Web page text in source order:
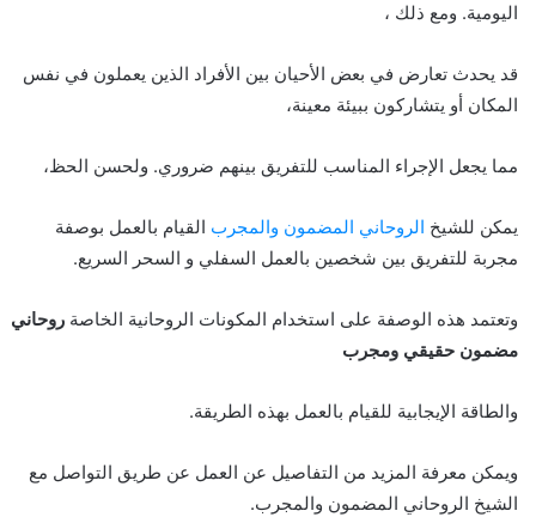
اليومية. ومع ذلك ،
قد يحدث تعارض في بعض الأحيان بين الأفراد الذين يعملون في نفس
المكان أو يتشاركون ببيئة معينة،
مما يجعل الإجراء المناسب للتفريق بينهم ضروري. ولحسن الحظ،
يمكن للشيخ الروحاني المضمون والمجرب القيام بالعمل بوصفة
مجربة للتفريق بين شخصين بالعمل السفلي و السحر السريع.
وتعتمد هذه الوصفة على استخدام المكونات الروحانية الخاصة روحاني
مضمون حقيقي ومجرب
والطاقة الإيجابية للقيام بالعمل بهذه الطريقة.
ويمكن معرفة المزيد من التفاصيل عن العمل عن طريق التواصل مع
الشيخ الروحاني المضمون والمجرب.